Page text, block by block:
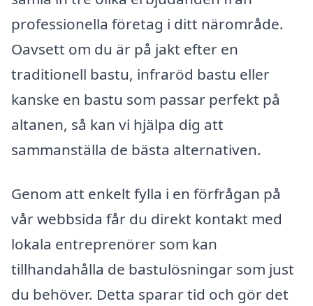
professionella företag i ditt närområde.
Oavsett om du är på jakt efter en
traditionell bastu, infraröd bastu eller
kanske en bastu som passar perfekt på
altanen, så kan vi hjälpa dig att
sammanställa de bästa alternativen.
Genom att enkelt fylla i en förfrågan på
vår webbsida får du direkt kontakt med
lokala entreprenörer som kan
tillhandahålla de bastulösningar som just
du behöver. Detta sparar tid och gör det